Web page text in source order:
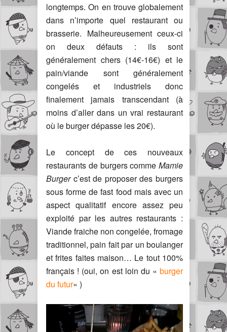
longtemps. On en trouve globalement
dans n’importe quel restaurant ou
brasserie. Malheureusement ceux-ci
on deux défauts : ils sont
généralement chers (14€-16€) et le
pain/viande sont généralement
congelés et industriels donc
finalement jamais transcendant (à
moins d’aller dans un vrai restaurant
où le burger dépasse les 20€).
Le concept de ces nouveaux
restaurants de burgers comme Mamie
Burger c’est de proposer des burgers
sous forme de fast food mais avec un
aspect qualitatif encore assez peu
exploité par les autres restaurants :
Viande fraiche non congelée, fromage
traditionnel, pain fait par un boulanger
et frites faites maison… Le tout 100%
français ! (oui, on est loin du « burger
du futur« )